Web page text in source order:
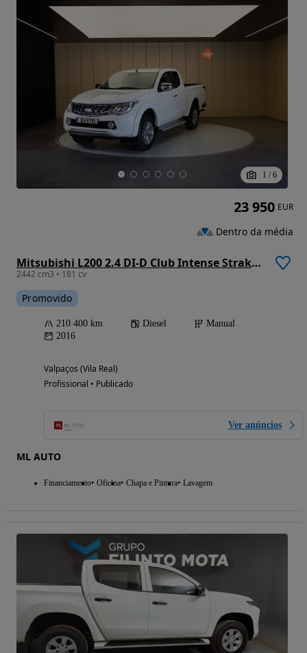
1 / 6
Mitsubishi L200 2.4 DI-D Club Intense Strakar 4WD
2442 cm3 • 181 cv
Promovido
210 400 km Diesel
Manual
2016
Valpaços (Vila Real)
Profissional • Publicado
Ver anúncios
ML AUTO
Financiamento Oficina Chapa e Pintura Lavagem
23 950 EUR
Dentro da média